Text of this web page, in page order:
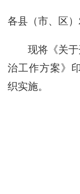
各县（市、区）
现将《关
治工作方案》
织实施。